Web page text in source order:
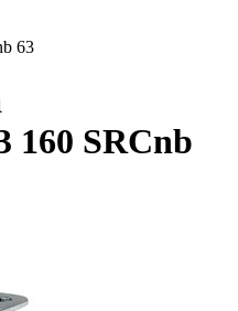
63
160 SRCnb